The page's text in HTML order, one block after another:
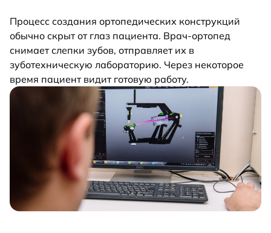
Процесс создания ортопедических конструкций
обычно скрыт от глаз пациента. Врач-ортопед
снимает слепки зубов, отправляет их в
зуботехническую лабораторию. Через некоторое
время пациент видит готовую работу.